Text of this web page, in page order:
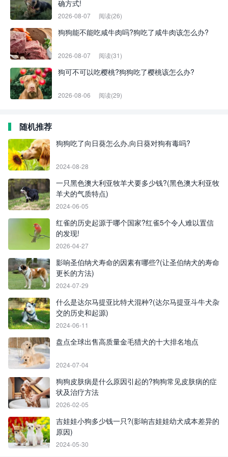
确方式!
2026-08-07 阅读(26)
狗狗能不能吃咸牛肉吗?狗吃了咸牛肉该怎么办?
2026-08-07 阅读(31)
狗可不可以吃樱桃?狗狗吃了樱桃该怎么办?
2026-08-06 阅读(29)
随机推荐
狗狗吃了向日葵怎么办,向日葵对狗有毒吗?
2024-08-28
一只黑色澳大利亚牧羊犬要多少钱?(黑色澳大利亚牧
羊犬的气质特点)
2024-06-05
红雀的历史起源于哪个国家?红雀5个令人难以置信
的发现!
2026-04-27
影响圣伯纳犬寿命的因素有哪些?(让圣伯纳犬的寿命
更长的方法)
2024-07-29
什么是达尔马提亚比特犬混种?(达尔马提亚斗牛犬杂
交的历史和起源)
2024-06-11
盘点全球出售高质量金毛猎犬的十大排名地点
2024-07-04
狗狗皮肤病是什么原因引起的?狗狗常见皮肤病的症
状及治疗方法
2026-02-05
吉娃娃小狗多少钱一只?(影响吉娃娃幼犬成本差异的
原因)
2024-05-30